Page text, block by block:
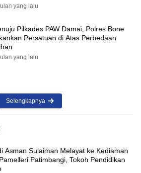
yang lalu
Pilkades PAW Damai, Polres Bone
Persatuan di Atas Perbedaan
yang lalu
Selengkapnya
Asman Sulaiman Melayat ke Kediaman
Patimbangi, Tokoh Pendidikan